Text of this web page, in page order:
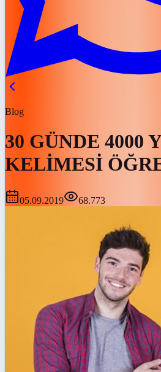
Blog
30 GÜNDE 4000
KELİMESİ
05.09.2019 68.773